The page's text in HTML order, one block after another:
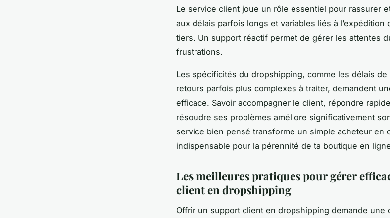
Le service client joue un rôle essentiel pour rassurer
aux délais parfois longs et variables liés à
tiers. Un support réactif permet de gérer les attentes
frustrations.
Les spécificités du dropshipping, comme les délais
retours parfois plus complexes à traiter, demandent
efficace. Savoir accompagner le client, répondre
résoudre ses problèmes améliore significativement
service bien pensé transforme un simple acheteur en
indispensable pour la pérennité de ta boutique en
Les meilleures pratiques pour gérer
client en dropshipping
Offrir un support client en dropshipping demande une